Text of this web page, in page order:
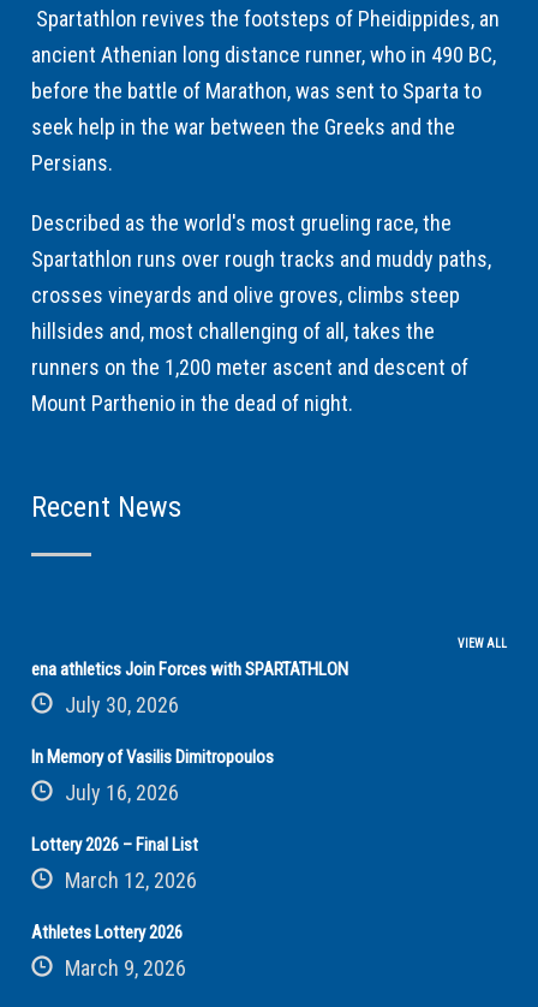
Spartathlon revives the footsteps of Pheidippides, an
ancient Athenian long distance runner, who in 490 BC,
before the battle of Marathon, was sent to Sparta to
seek help in the war between the Greeks and the
Persians.
Described as the world's most grueling race, the
Spartathlon runs over rough tracks and muddy paths,
crosses vineyards and olive groves, climbs steep
hillsides and, most challenging of all, takes the
runners on the 1,200 meter ascent and descent of
Mount Parthenio in the dead of night.
Recent News
VIEW ALL
ena athletics Join Forces with SPARTATHLON
July 30, 2026
In Memory of Vasilis Dimitropoulos
July 16, 2026
Lottery 2026 – Final List
March 12, 2026
Athletes Lottery 2026
March 9, 2026